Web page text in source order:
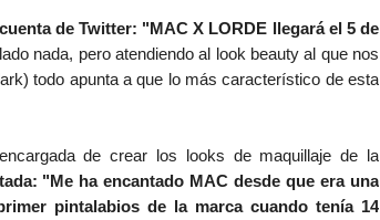
de Twitter: "MAC X LORDE llegará el 5 de
nada, pero atendiendo al look beauty al que nos
todo apunta a que lo más característico de esta
de crear los looks de maquillaje de la
"Me ha encantado MAC desde que era una
pintalabios de la marca cuando tenía 14